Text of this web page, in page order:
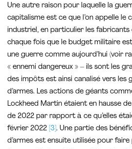
Une autre raison pour laquelle la
capitalisme est ce que l’on appelle le
industriel, en particulier les fabricants
chaque fois que le budget militaire
une guerre comme aujourd’hui (voir
« ennemi dangereux » – ils sont les
des impôts est ainsi canalisé vers les
d’armes. Les actions de géants
Lockheed Martin étaient en hausse
de 2022 par rapport à ce qu’elles
février 2022 [3] . Une partie des
d’armes est ensuite utilisée pour